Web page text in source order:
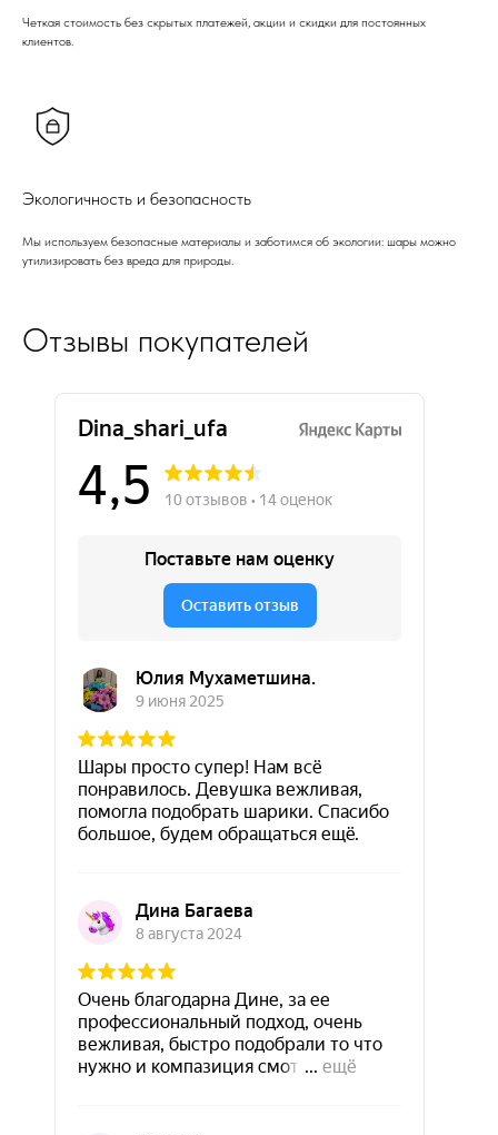
Четкая стоимость без скрытых платежей, акции и скидки для постоянных
клиентов.
Экологичность и безопасность
Мы используем безопасные материалы и заботимся об экологии: шары можно
утилизировать без вреда для природы.
Отзывы покупателей